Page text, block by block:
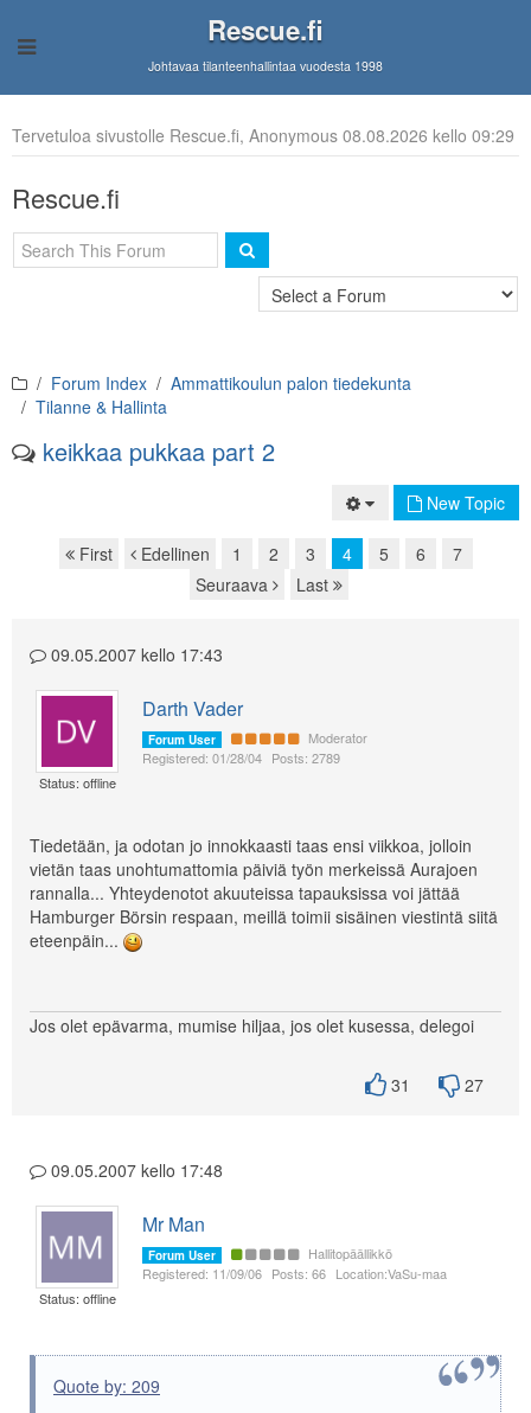
Rescue.fi
Johtavaa tilanteenhallintaa vuodesta 1998
Tervetuloa sivustolle Rescue.fi, Anonymous 08.08.2026 kello 09:29
Rescue.fi
Forum Index
Ammattikoulun palon tiedekunta
Tilanne & Hallinta
keikkaa pukkaa part 2
New Topic
Page navigation
First Edellinen 1 2 3 4 5 6
7
Seuraava
Last
09.05.2007 kello 17:43
Status: offline
Darth Vader
Forum User
Moderator
Registered: 01/28/04 Posts: 2789
Tiedetään, ja odotan jo innokkaasti taas ensi viikkoa, jolloin
vietän taas unohtumattomia päiviä työn merkeissä Aurajoen
rannalla... Yhteydenotot akuuteissa tapauksissa voi jättää
Hamburger Börsin respaan, meillä toimii sisäinen viestintä siitä
eteenpäin...
Jos olet epävarma, mumise hiljaa, jos olet kusessa, delegoi
31 27
09.05.2007 kello 17:48
Status: offline
Mr Man
Forum User
Hallitopäällikkö
Registered: 11/09/06 Posts: 66 Location:VaSu-maa
Quote by: 209